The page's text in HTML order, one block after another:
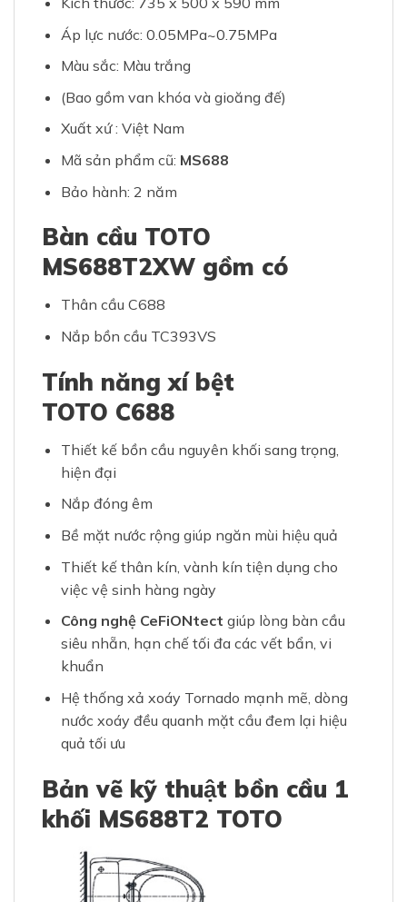
Áp lực nước: 0.05MPa~0.75MPa
Màu sắc: Màu trắng
(Bao gồm van khóa và gioăng đế)
Xuất xứ : Việt Nam
Mã sản phẩm cũ: MS688
Bảo hành: 2 năm
Bàn cầu TOTO
MS688T2XW gồm có
Thân cầu C688
Nắp bồn cầu TC393VS
Tính năng xí bệt
TOTO C688
Thiết kế bồn cầu nguyên khối sang trọng,
hiện đại
Nắp đóng êm
Bề mặt nước rộng giúp ngăn mùi hiệu quả
Thiết kế thân kín, vành kín tiện dụng cho
việc vệ sinh hàng ngày
Công nghệ CeFiONtect giúp lòng bàn cầu
siêu nhẵn, hạn chế tối đa các vết bẩn, vi
khuẩn
Hệ thống xả xoáy Tornado mạnh mẽ, dòng
nước xoáy đều quanh mặt cầu đem lại hiệu
quả tối ưu
Bản vẽ kỹ thuật bồn cầu 1
khối MS688T2 TOTO